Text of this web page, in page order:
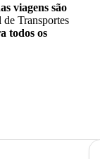
viagens são
Transportes
todos os